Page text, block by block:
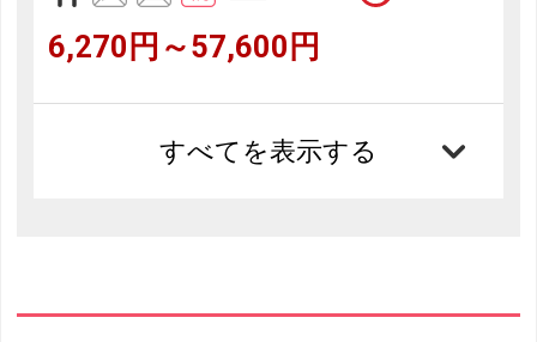
6,270円～57,600円
すべてを表示する